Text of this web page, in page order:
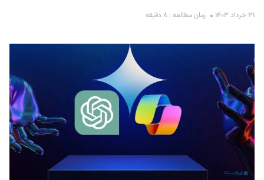
۳۱ خرداد ۱۴۰۳ زمان مطالعه : ۸ دقیقه